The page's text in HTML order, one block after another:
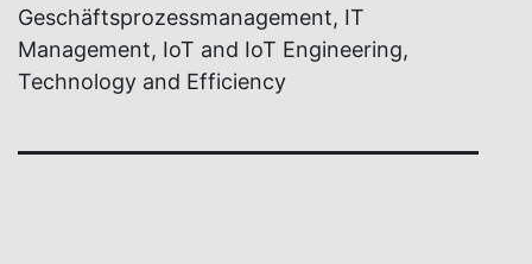
Geschäftsprozessmanagement, IT
Management, IoT and IoT Engineering,
Technology and Efficiency